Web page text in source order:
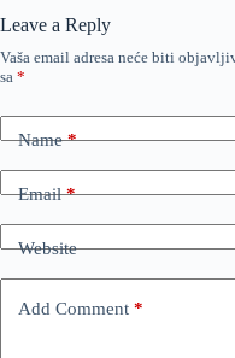
Leave a Reply
Vaša email adresa neće biti
sa *
Name*
Email*
Website
Add Comment *